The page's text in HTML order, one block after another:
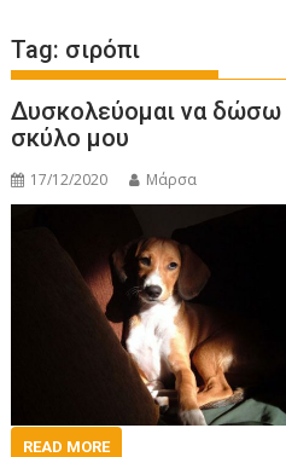
Tag: σιρόπι
Δυσκολεύομαι να
σκύλο μου
17/12/2020 Μάρσα
READ MORE